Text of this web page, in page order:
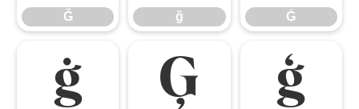
Ğ ğ Ġ
ġ Ģ ģ